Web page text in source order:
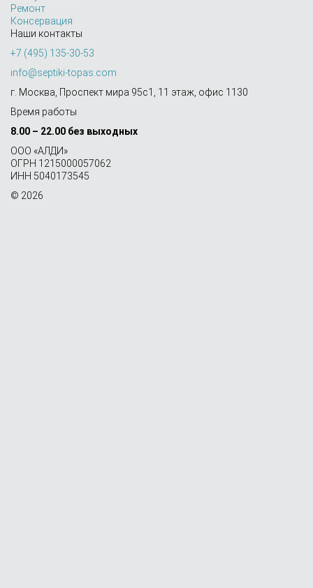
Ремонт
Консервация
Наши контакты
+7 (495) 135-30-53
info@septiki-topas.com
г. Москва, Проспект мира 95с1, 11 этаж, офис 1130
Время работы
8.00 – 22.00 без выходных
OOO «АЛДИ»
ОГРН 1215000057062
ИНН 5040173545
© 2026